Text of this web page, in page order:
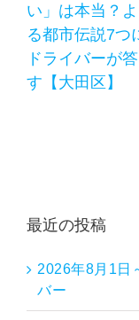
い」は本当？
る都市伝説7つ
ドライバーが
す【大田区】
最近の投稿
2026年8月1日
バー